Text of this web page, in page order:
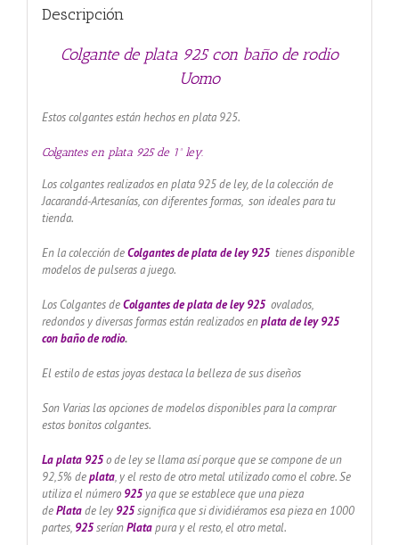
Descripción
Colgante de plata 925 con baño de rodio
Uomo
Estos colgantes están hechos en plata 925.
Colgantes en plata 925 de 1ª ley.
Los colgantes realizados en plata 925 de ley, de la colección de
Jacarandá-Artesanías, con diferentes formas, son ideales para tu
tienda.
En la colección deColgantes de plata de ley 925 tienes disponible
modelos de pulseras a juego.
Los Colgantes de Colgantes de plata de ley 925 ovalados,
redondos y diversas formas están realizados enplata de ley 925
con baño de rodio.
El estilo de estas joyas destaca la belleza de sus diseños
Son Varias las opciones de modelos disponibles para la comprar
estos bonitos colgantes.
La plata 925o de ley se llama así porque que se compone de un
92,5% deplata, y el resto de otro metal utilizado como el cobre. Se
utiliza el número 925ya que se establece que una pieza
dePlata de ley 925significa que si dividiéramos esa pieza en 1000
partes, 925seríanPlatapura y el resto, el otro metal.